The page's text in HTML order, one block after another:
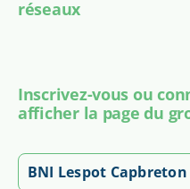
réseaux
Inscrivez-vous ou
afficher la page du
BNI Lespot Capbreton